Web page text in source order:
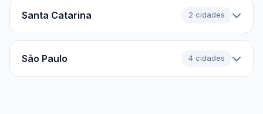
Santa Catarina 2 cidades
São Paulo 4 cidades